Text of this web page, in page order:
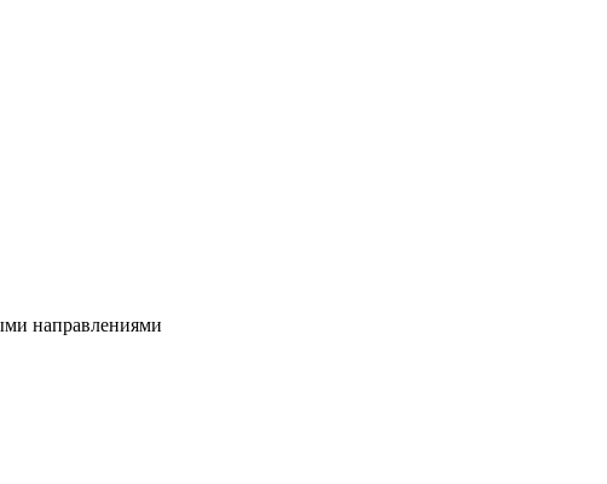
направлениями